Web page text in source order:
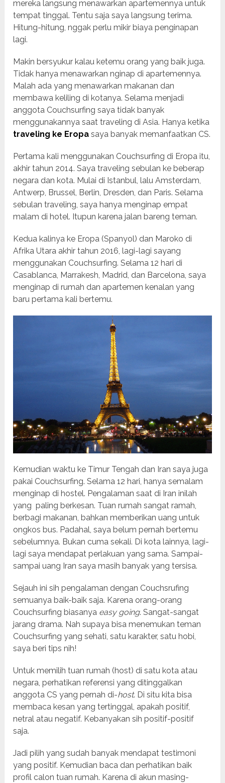
mereka langsung menawarkan apartemennya untuk
tempat tinggal. Tentu saja saya langsung terima.
Hitung-hitung, nggak perlu mikir biaya penginapan
lagi.
Makin bersyukur kalau ketemu orang yang baik juga.
Tidak hanya menawarkan nginap di apartemennya.
Malah ada yang menawarkan makanan dan
membawa keliling di kotanya. Selama menjadi
anggota Couchsurfing saya tidak banyak
menggunakannya saat traveling di Asia. Hanya ketika
traveling ke Eropa saya banyak memanfaatkan CS.
Pertama kali menggunakan Couchsurfing di Eropa itu,
akhir tahun 2014. Saya traveling sebulan ke beberap
negara dan kota. Mulai di Istanbul, lalu Amsterdam,
Antwerp, Brussel, Berlin, Dresden, dan Paris. Selama
sebulan traveling, saya hanya menginap empat
malam di hotel. Itupun karena jalan bareng teman.
Kedua kalinya ke Eropa (Spanyol) dan Maroko di
Afrika Utara akhir tahun 2016, lagi-lagi sayang
menggunakan Couchsurfing. Selama 12 hari di
Casablanca, Marrakesh, Madrid, dan Barcelona, saya
menginap di rumah dan apartemen kenalan yang
baru pertama kali bertemu.
Kemudian waktu ke Timur Tengah dan Iran saya juga
pakai Couchsurfing. Selama 12 hari, hanya semalam
menginap di hostel. Pengalaman saat di Iran inilah
yang paling berkesan. Tuan rumah sangat ramah,
berbagi makanan, bahkan memberikan uang untuk
ongkos bus. Padahal, saya belum pernah bertemu
sebelumnya. Bukan cuma sekali. Di kota lainnya, lagi-
lagi saya mendapat perlakuan yang sama. Sampai-
sampai uang Iran saya masih banyak yang tersisa.
Sejauh ini sih pengalaman dengan Couchsrufing
semuanya baik-baik saja. Karena orang-orang
Couchsurfing biasanya easy going. Sangat-sangat
jarang drama. Nah supaya bisa menemukan teman
Couchsurfing yang sehati, satu karakter, satu hobi,
saya beri tips nih!
Untuk memilih tuan rumah (host) di satu kota atau
negara, perhatikan referensi yang ditinggalkan
anggota CS yang pernah di-host. Di situ kita bisa
membaca kesan yang tertinggal, apakah positif,
netral atau negatif. Kebanyakan sih positif-positif
saja.
Jadi pilih yang sudah banyak mendapat testimoni
yang positif. Kemudian baca dan perhatikan baik
profil calon tuan rumah. Karena di akun masing-